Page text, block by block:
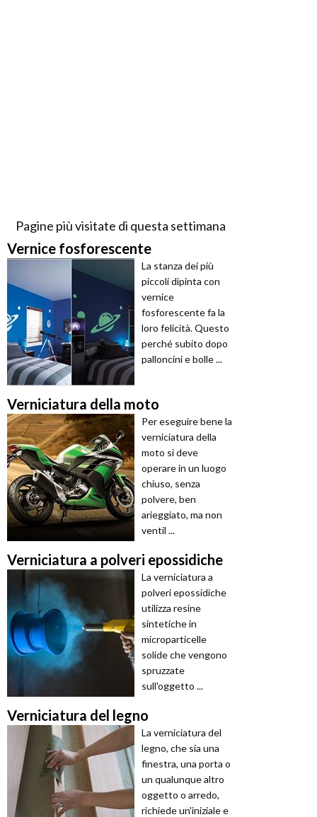
Pagine più visitate di questa settimana
Vernice fosforescente
La stanza dei più
piccoli dipinta con
vernice
fosforescente fa la
loro felicità. Questo
perché subito dopo
palloncini e bolle ...
Verniciatura della moto
Per eseguire bene la
verniciatura della
moto si deve
operare in un luogo
chiuso, senza
polvere, ben
arieggiato, ma non
ventil ...
Verniciatura a polveri epossidiche
La verniciatura a
polveri epossidiche
utilizza resine
sintetiche in
microparticelle
solide che vengono
spruzzate
sull'oggetto ...
Verniciatura del legno
La verniciatura del
legno, che sia una
finestra, una porta o
un qualunque altro
oggetto o arredo,
richiede un'iniziale e